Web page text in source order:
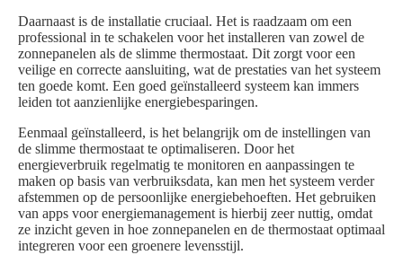
Daarnaast is de installatie cruciaal. Het is raadzaam om een
professional in te schakelen voor het installeren van zowel de
zonnepanelen als de slimme thermostaat. Dit zorgt voor een
veilige en correcte aansluiting, wat de prestaties van het systeem
ten goede komt. Een goed geïnstalleerd systeem kan immers
leiden tot aanzienlijke energiebesparingen.
Eenmaal geïnstalleerd, is het belangrijk om de instellingen van
de slimme thermostaat te optimaliseren. Door het
energieverbruik regelmatig te monitoren en aanpassingen te
maken op basis van verbruiksdata, kan men het systeem verder
afstemmen op de persoonlijke energiebehoeften. Het gebruiken
van apps voor energiemanagement is hierbij zeer nuttig, omdat
ze inzicht geven in hoe zonnepanelen en de thermostaat optimaal
integreren voor een groenere levensstijl.